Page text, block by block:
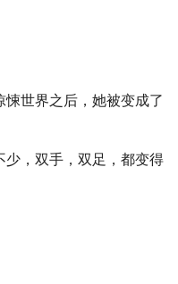
世界之后，她被变成了
，双手，双足，都变得